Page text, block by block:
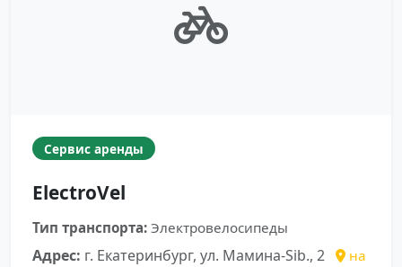
Сервис аренды
ElectroVel
Тип транспорта: Электровелосипеды
Адрес: г. Екатеринбург, ул. Мамина-Sib., 2
на